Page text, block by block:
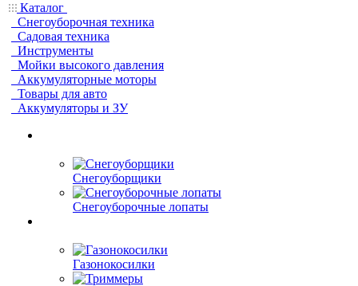
Каталог
Снегоуборочная техника
Садовая техника
Инструменты
Мойки высокого давления
Аккумуляторные моторы
Товары для авто
Аккумуляторы и ЗУ
Снегоуборщики
Снегоуборочные лопаты
Газонокосилки